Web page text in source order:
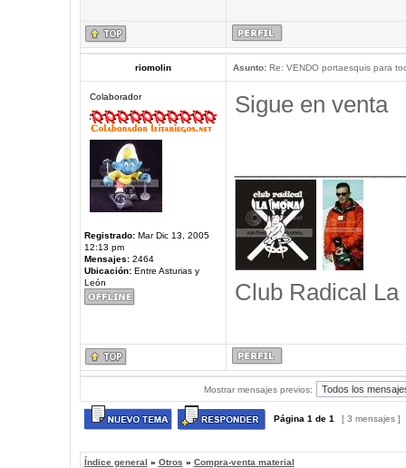
riomolin Asunto:Re: VENDO portaesquis para
Colaborador
Registrado:Mar Dic 13, 2005
12:13 pm
Mensajes:2464
Ubicación:Entre Asturias y
León
Sigue en venta
Club Radical La
Mostrar mensajes previos:
Página 1 de 1 [ 3 mensajes ]
Índice general » Otros » Compra-venta material